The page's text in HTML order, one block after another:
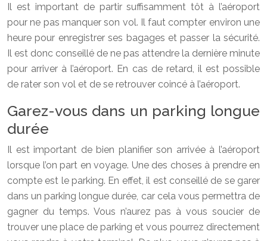
Il est important de partir suffisamment tôt à l’aéroport
pour ne pas manquer son vol. Il faut compter environ une
heure pour enregistrer ses bagages et passer la sécurité.
Il est donc conseillé de ne pas attendre la dernière minute
pour arriver à l’aéroport. En cas de retard, il est possible
de rater son vol et de se retrouver coincé à l’aéroport.
Garez-vous dans un parking longue
durée
Il est important de bien planifier son arrivée à l’aéroport
lorsque l’on part en voyage. Une des choses à prendre en
compte est le parking. En effet, il est conseillé de se garer
dans un parking longue durée, car cela vous permettra de
gagner du temps. Vous n’aurez pas à vous soucier de
trouver une place de parking et vous pourrez directement